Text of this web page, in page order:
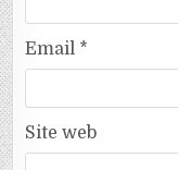
Email *
Site web